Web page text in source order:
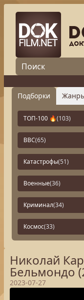
Подборки
ТОП-100 🔥(103)
BBC(65)
Катастрофы(51)
Военные(36)
Криминал(34)
Космос(33)
Николай
Бельмондо
2023-07-27